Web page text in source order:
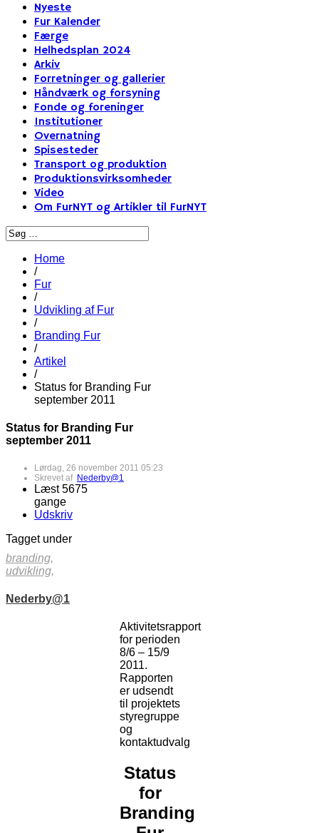
Nyeste
Fur Kalender
Færge
Helhedsplan 2024
Arkiv
Forretninger og gallerier
Håndværk og forsyning
Fonde og foreninger
Institutioner
Overnatning
Spisesteder
Transport og produktion
Produktionsvirksomheder
Video
Om FurNYT og Artikler til FurNYT
Home
/
Fur
/
Udvikling af Fur
/
Branding Fur
/
Artikel
/
Status for Branding Fur
september 2011
Status for Branding Fur
september 2011
Lørdag, 26 november 2011 05:23
Skrevet af Nederby@1
Læst 5675
gange
Udskriv
Tagget under
branding,
udvikling,
Nederby@1
Aktivitetsrapport
for perioden
8/6 – 15/9
2011.
Rapporten
er udsendt
til projektets
styregruppe
og
kontaktudvalg
Status
for
Branding